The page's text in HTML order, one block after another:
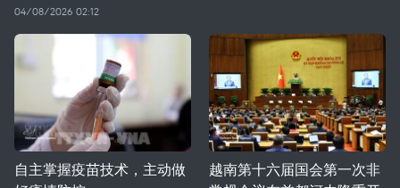
04/08/2026 02:12
自主掌握疫苗技术，主动做
越南第十六届国会第一次非